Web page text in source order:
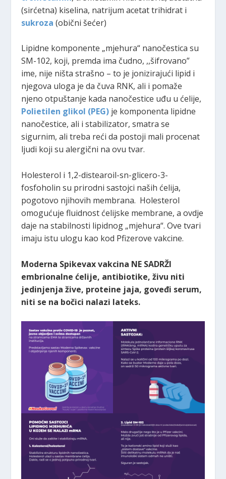
(sirćetna) kiselina, natrijum acetat trihidrat i
sukroza(obični šećer)
Lipidne komponente „mjehura“ nanočestica su
SM-102, koji, premda ima čudno, ,,šifrovano”
ime, nije ništa strašno – to je jonizirajući lipid i
njegova uloga je da čuva RNK, ali i pomaže
njeno otpuštanje kada nanočestice uđu u ćelije,
Polietilen glikol (PEG) je komponenta lipidne
nanočestice, ali i stabilizator, smatra se
sigurnim, ali treba reći da postoji mali procenat
ljudi koji su alergični na ovu tvar.
Holesterol i 1,2-distearoil-sn-glicero-3-
fosfoholin su prirodni sastojci naših ćelija,
pogotovo njihovih membrana. Holesterol
omogućuje fluidnost ćelijske membrane, a ovdje
daje na stabilnosti lipidnog „mjehura“. Ove tvari
imaju istu ulogu kao kod Pfizerove vakcine.
Moderna Spikevax vakcina NE SADRŽI
embrionalne ćelije, antibiotike, živu niti
jedinjenja žive, proteine jaja, goveđi serum,
niti se na bočici nalazi lateks.